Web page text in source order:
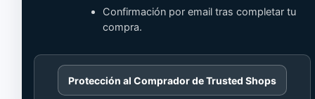
Confirmación por email tras completar tu
compra.
Cargando
contenido
Protección al Comprador de Trusted Shops